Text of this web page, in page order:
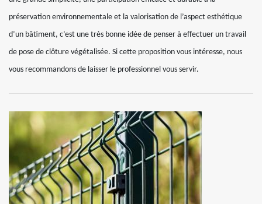
préservation environnementale et la valorisation de l’aspect esthétique
d’un bâtiment, c’est une très bonne idée de penser à effectuer un travail
de pose de clôture végétalisée. Si cette proposition vous intéresse, nous
vous recommandons de laisser le professionnel vous servir.